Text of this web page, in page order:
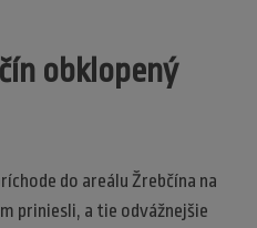
obklopený
do areálu Žrebčína na
priniesli, a tie odvážnejšie